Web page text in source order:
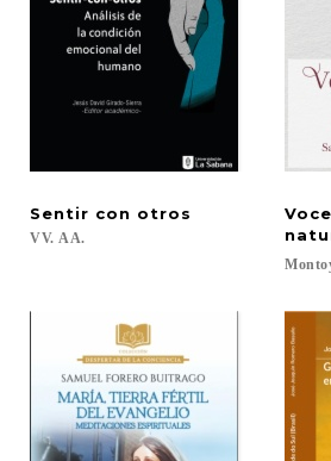
Sentir con otros
VV. AA.